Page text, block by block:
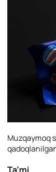
Мuzqaymoq
Ta’mi